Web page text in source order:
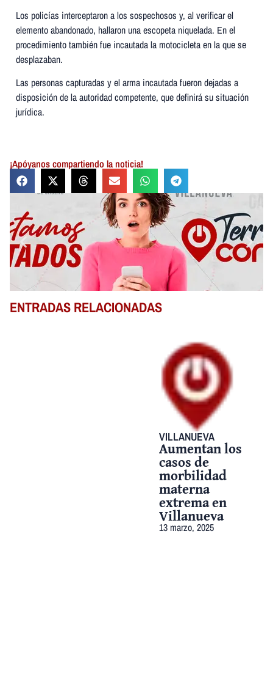
Los policías interceptaron a los sospechosos y, al verificar el
elemento abandonado, hallaron una escopeta niquelada. En el
procedimiento también fue incautada la motocicleta en la que se
desplazaban.
Las personas capturadas y el arma incautada fueron dejadas a
disposición de la autoridad competente, que definirá su situación
jurídica.
¡Apóyanos compartiendo la noticia!
ENTRADAS RELACIONADAS
VILLANUEVA
Aumentan los
casos de
morbilidad
materna
extrema en
Villanueva
13 marzo, 2025